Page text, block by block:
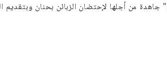
جاهدة من أجلها لإحتضان الزبائن بحنان